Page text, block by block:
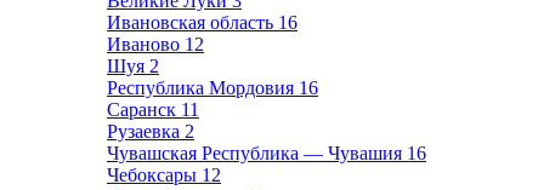
Ивановская область 16
Иваново 12
Шуя 2
Республика Мордовия 16
Саранск 11
Рузаевка 2
Чувашская Республика — Чувашия 16
Чебоксары 12